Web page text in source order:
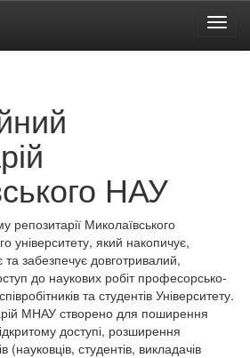
НАУ
репозитарії Миколаївського
університету, який накопичує,
забезпечує довготривалий,
до наукових робіт професорсько-
та студентів Університету.
МНАУ створено для поширення
доступі, розширення
(науковців, студентів, викладачів